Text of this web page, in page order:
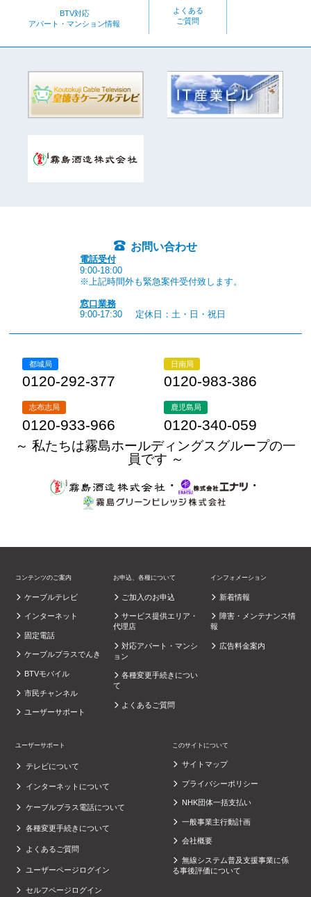
BTV対応
アパート・マンション情報
よくある
ご質問
お問い合わせ
電話受付
9:00-18:00
※上記時間外も緊急案件受付致します。
窓口業務
9:00-17:30
定休日：土・日・祝日
都城局
0120-292-377
日南局
0120-983-386
志布志局
0120-933-966
鹿児島局
0120-340-059
～ 私たちは霧島ホールディングスグループの一
員です ～
・
・
コンテンツのご案内
ケーブルテレビ
インターネット
固定電話
ケーブルプラスでんき
BTVモバイル
市民チャンネル
ユーザーサポート
お申込、各種について
ご加入のお申込
サービス提供エリア・
代理店
対応アパート・マンシ
ョン
各種変更手続きについ
て
よくあるご質問
インフォメーション
新着情報
障害・メンテナンス情
報
広告料金案内
ユーザーサポート
テレビについて
インターネットについて
ケーブルプラス電話について
各種変更手続きについて
よくあるご質問
ユーザーページログイン
セルフページログイン
このサイトについて
サイトマップ
プライバシーポリシー
NHK団体一括支払い
一般事業主行動計画
会社概要
無線システム普及支援事業に係
る事後評価について